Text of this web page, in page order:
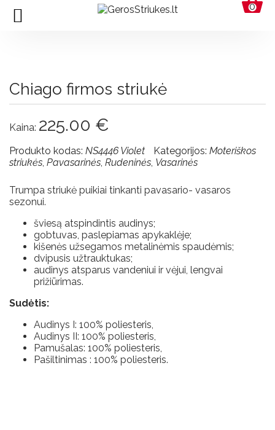
striukės
Visos
Apie
Towmy
Parduotuvės
Pristatymas
Pristatymas
grąžinimas
Apmokėjimo
sąlygos
Privatumo
nuostatos
0
Chiago firmos striukė
Kaina: 225.00 €
Produkto kodas: NS4446 Violet Kategorijos: Moteriškos
striukės, Pavasarinės, Rudeninės, Vasarinės
Trumpa striukė puikiai tinkanti pavasario- vasaros
sezonui.
šviesą atspindintis audinys;
gobtuvas, paslepiamas apykaklėje;
kišenės užsegamos metalinėmis spaudėmis;
dvipusis užtrauktukas;
audinys atsparus vandeniui ir vėjui, lengvai
prižiūrimas.
Sudėtis:
Audinys I: 100% poliesteris,
Audinys II: 100% poliesteris,
Pamušalas: 100% poliesteris,
Pašiltinimas : 100% poliesteris.